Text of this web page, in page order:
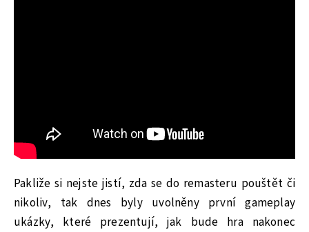
Pakliže si nejste jistí, zda se do remasteru pouštět či
nikoliv, tak dnes byly uvolněny první gameplay
ukázky, které prezentují, jak bude hra nakonec